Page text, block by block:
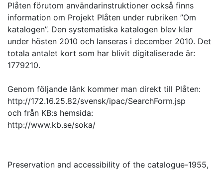
Plåten förutom användarinstruktioner också finns
information om Projekt Plåten under rubriken ”Om
katalogen”. Den systematiska katalogen blev klar
under hösten 2010 och lanseras i december 2010. Det
totala antalet kort som har blivit digitaliserade är:
1779210.
Genom följande länk kommer man direkt till Plåten:
http://172.16.25.82/svensk/ipac/SearchForm.jsp
och från KB:s hemsida:
http://www.kb.se/soka/
Preservation and accessibility of the catalogue-1955,